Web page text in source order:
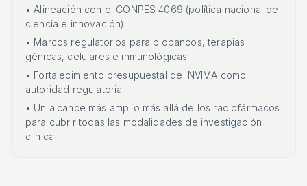
• Alineación con el CONPES 4069 (política nacional de
ciencia e innovación)
• Marcos regulatorios para biobancos, terapias
génicas, celulares e inmunológicas
• Fortalecimiento presupuestal de INVIMA como
autoridad regulatoria
• Un alcance más amplio más allá de los radiofármacos
para cubrir todas las modalidades de investigación
clínica